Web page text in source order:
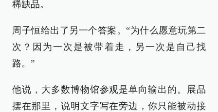
稀缺品。
周子恒给出了另一个答案。“为什么愿意玩第二
次？因为一次是被带着走，另一次是自己找
路。”
他说，大多数博物馆参观是单向输出的。展品
摆在那里，说明文字写在旁边，你只能被动接